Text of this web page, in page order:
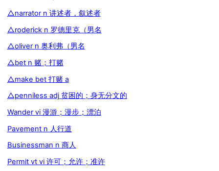
△narrator n 讲述者，叙述者
△roderick n 罗德里克（男名
△oliver n 奥利弗（男名
△bet n 赌；打赌
△make bet 打赌 a
△penniless adj 贫困的；身无分文的
Wander vi 漫游；漫步；漂泊
Pavement n 人行道
Businessman n 商人
Permit vt vi 许可；允许；准许